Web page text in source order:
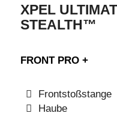
XPEL
STEALTH™
FRONT PRO +
Frontstoßstange
Haube